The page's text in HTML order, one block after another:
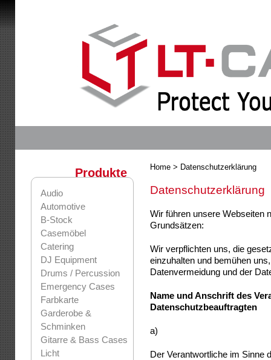
Produkte
Audio
Automotive
B-Stock
Casemöbel
Catering
DJ Equipment
Drums / Percussion
Emergency Cases
Farbkarte
Garderobe &
Schminken
Gitarre & Bass Cases
Licht
Home > Datenschutzerklärung
Datenschutzerklärung
Wir führen unsere Webseiten
Grundsätzen:
Wir verpflichten uns, die
einzuhalten und bemühen
Datenvermeidung und der
Name und Anschrift des
Datenschutzbeauftragten
a)
Der Verantwortliche im Sinne